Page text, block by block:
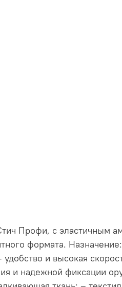
Профи, с эластичным
формата.
и высокая
и надежной фиксации